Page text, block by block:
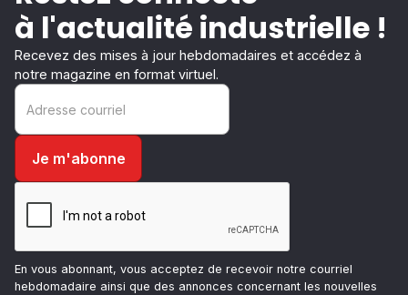
à l'actualité industrielle !
Recevez des mises à jour hebdomadaires et accédez à
notre magazine en format virtuel.
En vous abonnant, vous acceptez de recevoir notre courriel
hebdomadaire ainsi que des annonces concernant les nouvelles